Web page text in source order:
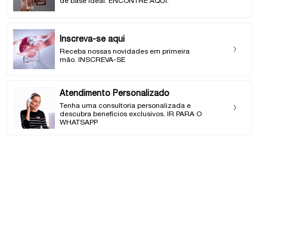
Inscreva-se aqui
Receba nossas novidades em primeira
mão. INSCREVA-SE
Atendimento Personalizado
Tenha uma consultoria personalizada e
descubra benefícios exclusivos. IR PARA O
WHATSAPP